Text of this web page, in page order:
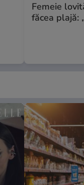
Femeie
făcea plajă: